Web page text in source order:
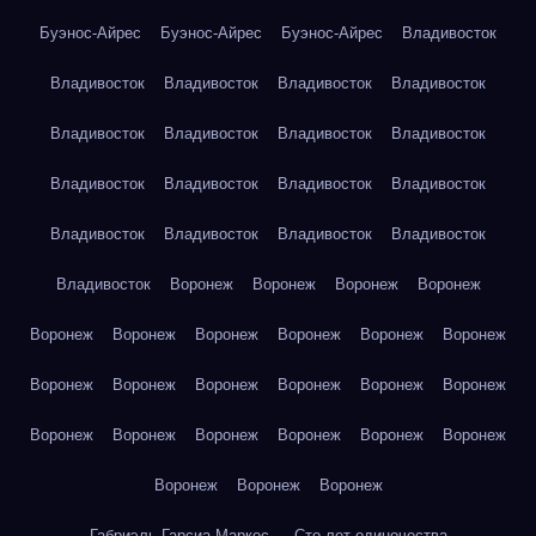
Буэнос-Айрес Буэнос-Айрес Буэнос-Айрес Владивосток
Владивосток Владивосток Владивосток Владивосток
Владивосток Владивосток Владивосток Владивосток
Владивосток Владивосток Владивосток Владивосток
Владивосток Владивосток Владивосток Владивосток
Владивосток Воронеж Воронеж Воронеж Воронеж
Воронеж Воронеж Воронеж Воронеж Воронеж Воронеж
Воронеж Воронеж Воронеж Воронеж Воронеж Воронеж
Воронеж Воронеж Воронеж Воронеж Воронеж Воронеж
Воронеж Воронеж Воронеж